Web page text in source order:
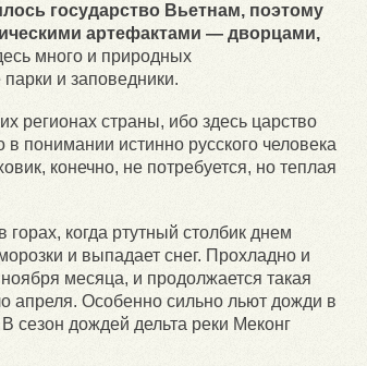
государство Вьетнам, поэтому
артефактами — дворцами,
много и природных
и заповедники.
регионах страны, ибо здесь царство
понимании истинно русского человека
конечно, не потребуется, но теплая
когда ртутный столбик днем
и выпадает снег. Прохладно и
месяца, и продолжается такая
апреля. Особенно сильно льют дожди в
сезон дождей дельта реки Меконг